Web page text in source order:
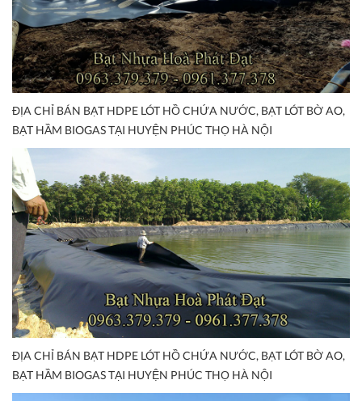
ĐỊA CHỈ BÁN BẠT HDPE LÓT HỒ CHỨA NƯỚC, BẠT LÓT BỜ AO,
BẠT HẦM BIOGAS TẠI HUYỆN PHÚC THỌ HÀ NỘI
ĐỊA CHỈ BÁN BẠT HDPE LÓT HỒ CHỨA NƯỚC, BẠT LÓT BỜ AO,
BẠT HẦM BIOGAS TẠI HUYỆN PHÚC THỌ HÀ NỘI